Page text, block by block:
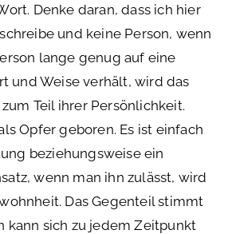
Denke daran, dass ich hier
und keine Person, wenn
lange genug auf eine
und Weise verhält, wird das
Teil ihrer Persönlichkeit.
Opfer geboren. Es ist einfach
beziehungsweise ein
wenn man ihn zulässt, wird
Das Gegenteil stimmt
kann sich zu jedem Zeitpunkt